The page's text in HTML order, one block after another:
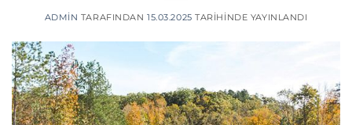
ADMIN TARAFINDAN 15.03.2025 TARIHINDE YAYINLANDI